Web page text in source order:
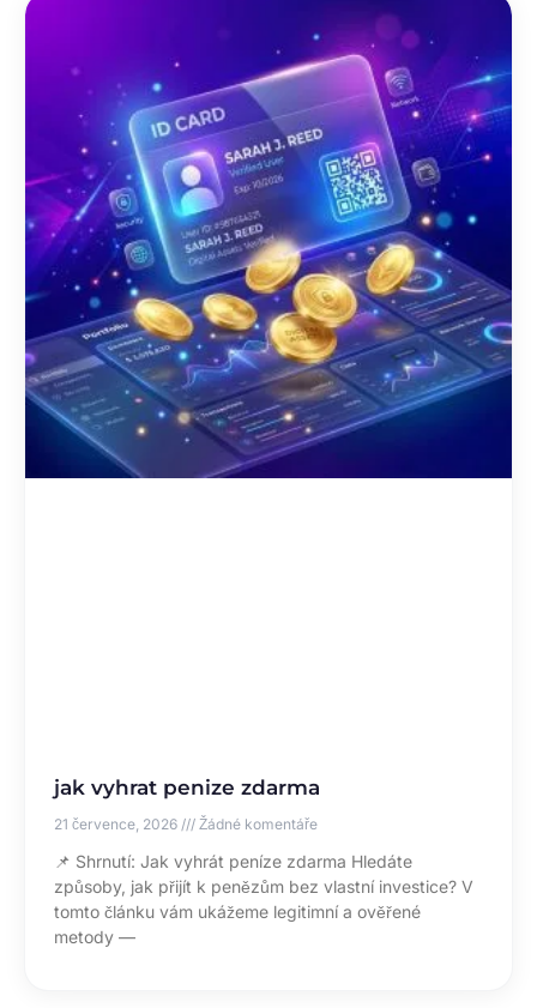
jak vyhrat penize zdarma
21 července, 2026 Žádné komentáře
📌 Shrnutí: Jak vyhrát peníze zdarma Hledáte
způsoby, jak přijít k penězům bez vlastní investice? V
tomto článku vám ukážeme legitimní a ověřené
metody —